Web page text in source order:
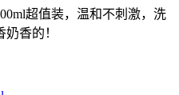
超值装，温和不刺激，洗
香的！